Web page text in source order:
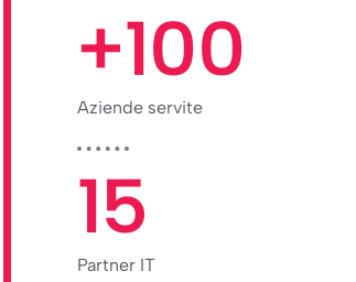
Aziende servite
+100
Partner IT
15